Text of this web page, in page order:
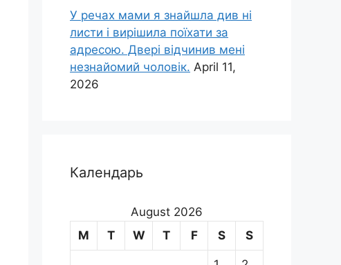
У речах мами я знайшла див ні
листи і вирішила поїхати за
адресою. Двері відчинив мені
незнайомий чоловік. April 11,
2026
Календарь
August 2026
M
T W T F S S